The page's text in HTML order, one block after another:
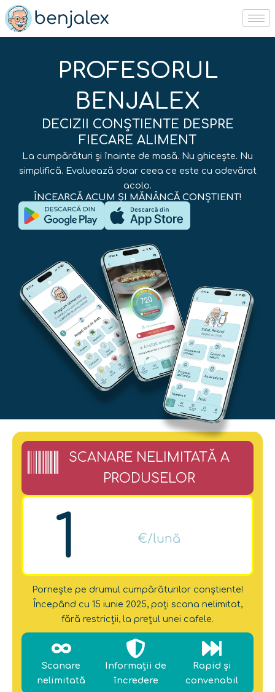
Skip
to
content
PROFESORUL
BENJALEX
DECIZII CONȘTIENTE DESPRE
FIECARE ALIMENT
La cumpărături și înainte de masă. Nu ghicește. Nu
simplifică. Evaluează doar ceea ce este cu adevărat
acolo.
ÎNCEARCĂ ACUM ȘI MĂNÂNCĂ CONȘTIENT!
SCANARE NELIMITATĂ A
PRODUSELOR
€/lună
1
Pornește pe drumul cumpărăturilor conștiente!
Începând cu 15 iunie 2025, poți scana nelimitat,
fără restricții, la prețul unei cafele.
Scanare
nelimitată
Informații de
încredere
Rapid și
convenabil